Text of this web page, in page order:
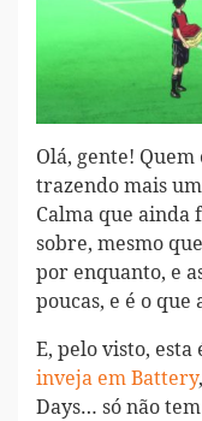
Olá, gente! Quem
trazendo mais
Calma que ainda
sobre, mesmo
por enquanto, e
poucas, e é o que
E, pelo visto, esta
inveja em Battery
Days… só não